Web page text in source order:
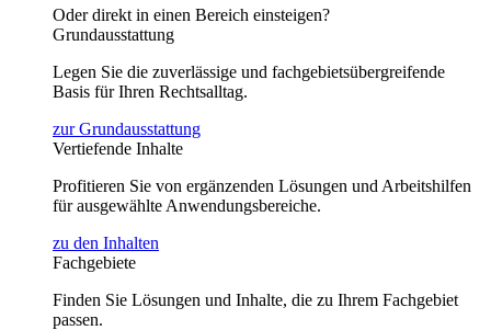
Oder direkt in einen Bereich einsteigen?
Grundausstattung
Legen Sie die zuverlässige und fachgebietsübergreifende
Basis für Ihren Rechtsalltag.
zur Grundausstattung
Vertiefende Inhalte
Profitieren Sie von ergänzenden Lösungen und Arbeitshilfen
für ausgewählte Anwendungsbereiche.
zu den Inhalten
Fachgebiete
Finden Sie Lösungen und Inhalte, die zu Ihrem Fachgebiet
passen.